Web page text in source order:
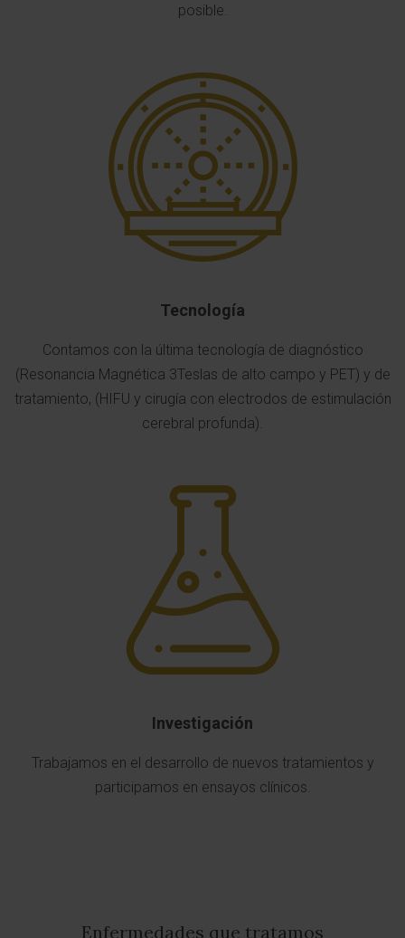
posible.
Tecnología
Contamos con la última tecnología de diagnóstico
(Resonancia Magnética 3Teslas de alto campo y PET) y de
tratamiento, (HIFU y cirugía con electrodos de estimulación
cerebral profunda).
Investigación
Trabajamos en el desarrollo de nuevos tratamientos y
participamos en ensayos clínicos.
Enfermedades que tratamos